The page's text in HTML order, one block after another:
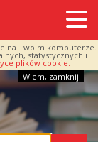
na Twoim komputerze.
statystycznych i
plików cookie.
Wiem, zamknij